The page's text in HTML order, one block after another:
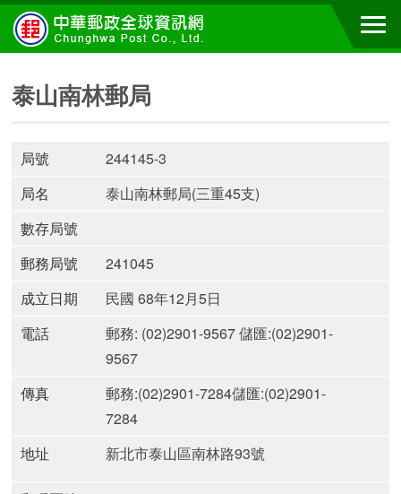
泰山南林郵局
局號
244145-3
局名
泰山南林郵局(三重45支)
數存局號
郵務局號
241045
成立日期
民國 68年12月5日
電話
郵務: (02)2901-9567 儲匯:(02)2901-
9567
傳真
郵務:(02)2901-7284儲匯:(02)2901-
7284
地址
新北市泰山區南林路93號